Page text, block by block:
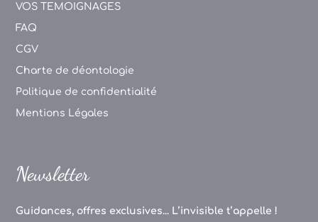
VOS TEMOIGNAGES
FAQ
CGV
Charte de déontologie
Politique de confidentialité
Mentions Légales
Newsletter
Guidances, offres exclusives... L’invisible t’appelle !